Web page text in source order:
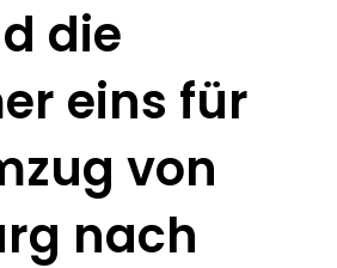
die
eins für
von
nach